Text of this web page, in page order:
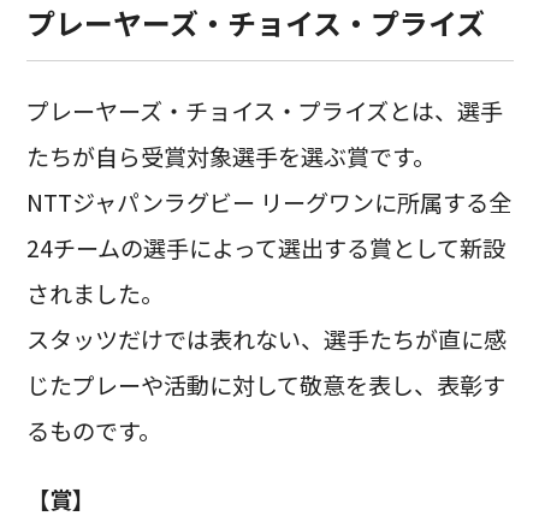
プレーヤーズ・チョイス・プライズ
プレーヤーズ・チョイス・プライズとは、選手
たちが自ら受賞対象選手を選ぶ賞です。
NTTジャパンラグビー リーグワンに所属する全
24チームの選手によって選出する賞として新設
されました。
スタッツだけでは表れない、選手たちが直に感
じたプレーや活動に対して敬意を表し、表彰す
るものです。
【賞】